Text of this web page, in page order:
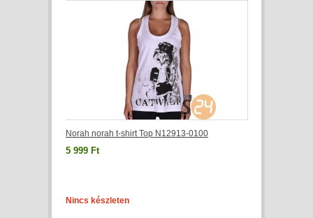
Norah norah t-shirt Top N12913-0100
5 999 Ft
Nincs készleten